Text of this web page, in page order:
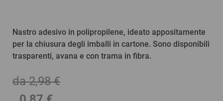
Nastro adesivo in polipropilene, ideato appositamente
per la chiusura degli imballi in cartone. Sono disponibili
trasparenti, avana e con trama in fibra.
da 2,98 €